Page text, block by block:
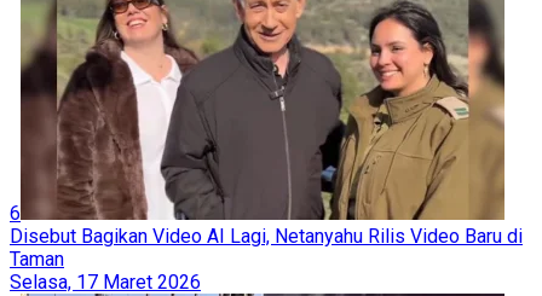
6
Disebut Bagikan Video AI Lagi, Netanyahu Rilis Video Baru di
Taman
Selasa, 17 Maret 2026